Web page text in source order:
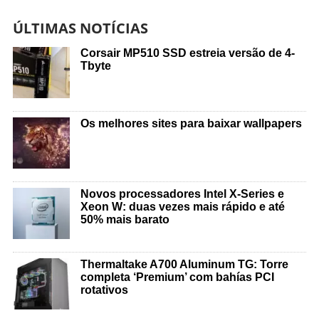
ÚLTIMAS NOTÍCIAS
Corsair MP510 SSD estreia versão de 4-
Tbyte
Os melhores sites para baixar wallpapers
Novos processadores Intel X-Series e
Xeon W: duas vezes mais rápido e até
50% mais barato
Thermaltake A700 Aluminum TG: Torre
completa ‘Premium’ com bahías PCI
rotativos